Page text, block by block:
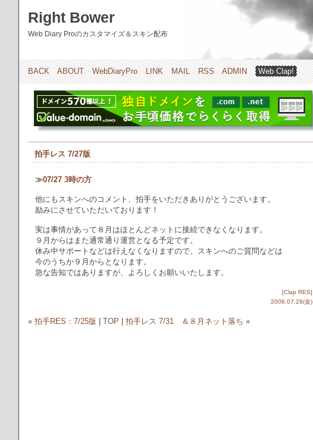
Right Bower
Web Diary Proのカスタマイズ＆スキン配布
BACK ABOUT WebDiaryPro LINK MAIL RSS ADMIN Web Clap!
拍手レス 7/27版
≫07/27 3時の方
他にもスキンへのコメント、拍手をいただきありがとうございます。
励みにさせていただいております！
実は事情があって８月はほとんどネットに接続できなくなります。
９月からはまた通常通り運営となる予定です。
休み中サポートなどは行えなくなりますので、スキンへのご質問などは
今のうちか９月からとなります。
急な告知ではありますが、よろしくお願いいたします。
[Clap RES]
2006.07.28(金)
« 拍手RES：7/25版 TOP 拍手レス 7/31 ＆８月ネット落ち »